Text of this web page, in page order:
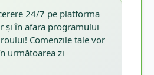
24/7 pe platforma
și în afara programului
Comenzile tale vor
următoarea zi